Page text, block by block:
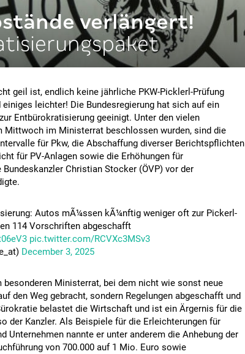
verlängert!
geil ist, endlich keine jährliche PKW-Picklerl-Prüfung
leichter! Die Bundesregierung hat sich auf ein
Entbürokratisierung geeinigt. Unter den vielen
Mittwoch im Ministerrat beschlossen wurden, sind die
für Pkw, die Abschaffung diverser Berichtspflichten
für PV-Anlagen sowie die Erhöhungen für
Bundeskanzler Christian Stocker (ÖVP) vor der
Autos mÃ¼ssen kÃ¼nftig weniger oft zur Pickerl-
114 Vorschriften abgeschafft
pic.twitter.com/RCVXc3MSv3
December 3, 2025
besonderen Ministerrat, bei dem nicht wie sonst neue
den Weg gebracht, sondern Regelungen abgeschafft und
belastet die Wirtschaft und ist ein Ärgernis für die
der Kanzler. Als Beispiele für die Erleichterungen für
Unternehmen nannte er unter anderem die Anhebung der
von 700.000 auf 1 Mio. Euro sowie